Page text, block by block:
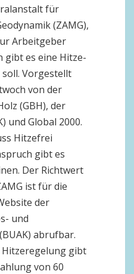
für
(ZAMG),
Arbeitgeber
gibt es eine Hitze-
soll. Vorgestellt
von der
(GBH), der
und Global 2000.
Hitzefrei
gibt es
Der Richtwert
ist für die
der
und
abrufbar.
Hitzeregelung gibt
von 60